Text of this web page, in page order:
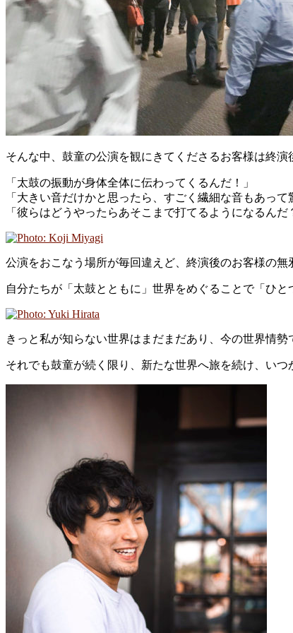
そんな中、鼓童の公演を観にきてくださるお客様は終
「太鼓の振動が身体全体に伝わってくるんだ！」
「大きい音だけかと思ったら、すごく繊細な音もあって
「彼らはどうやったらあそこまで打てるようになるんだ
公演をおこなう場所が毎回違えど、終演後のお客様の無
自分たちが「太鼓とともに」世界をめぐることで「ひ
きっと私が知らない世界はまだまだあり、今の世界情
それでも鼓童が続く限り、新たな世界へ旅を続け、い